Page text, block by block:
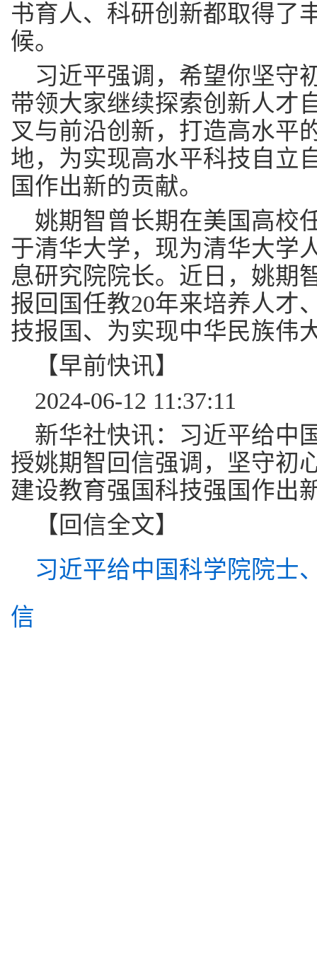
书育人、科研创新都取得了
候。
习近平强调，希望你坚守
带领大家继续探索创新人才
叉与前沿创新，打造高水平
地，为实现高水平科技自立
国作出新的贡献。
姚期智曾长期在美国高校
于清华大学，现为清华大学
息研究院院长。近日，姚期
报回国任教20年来培养人才
技报国、为实现中华民族伟
【早前快讯】
2024-06-12 11:37:11
新华社快讯：习近平给中
授姚期智回信强调，坚守初
建设教育强国科技强国作出
【回信全文】
习近平给中国科学院院士
信